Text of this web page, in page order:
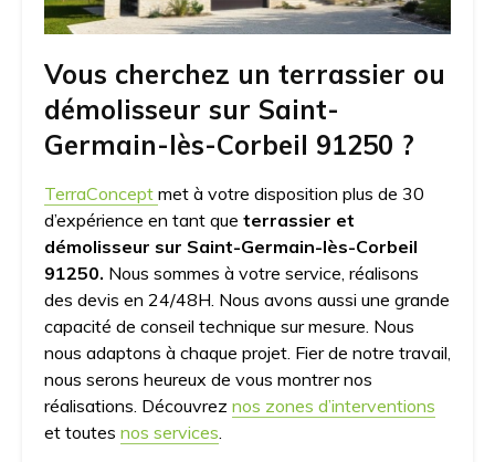
Vous cherchez un terrassier ou
démolisseur sur Saint-
Germain-lès-Corbeil 91250 ?
TerraConcept met à votre disposition plus de 30
d’expérience en tant que terrassier et
démolisseur sur Saint-Germain-lès-Corbeil
91250. Nous sommes à votre service, réalisons
des devis en 24/48H. Nous avons aussi une grande
capacité de conseil technique sur mesure. Nous
nous adaptons à chaque projet. Fier de notre travail,
nous serons heureux de vous montrer nos
réalisations. Découvrez nos zones d’interventions
et toutes nos services